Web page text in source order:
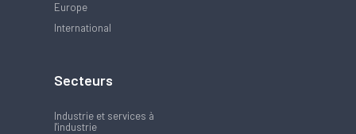
Europe
International
Secteurs
Industrie et services à
l'industrie